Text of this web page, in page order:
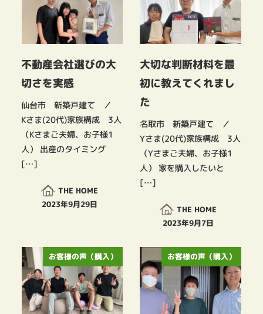
不動産会社選びの大
切さを実感
仙台市 新築戸建て ／
Kさま(20代)家族構成 3人
（Kさまご夫婦、お子様1
人） 出産のタイミング
[…]
THE HOME
投稿日
2023年9月29日
大切な判断材料を最
初に教えてくれまし
た
名取市 新築戸建て ／
Yさま(20代)家族構成 3人
（Yさまご夫婦、お子様1
人） 家を購入したいと
[…]
THE HOME
投稿日
2023年9月7日
お客様の声（購入） お客様の声（購入）